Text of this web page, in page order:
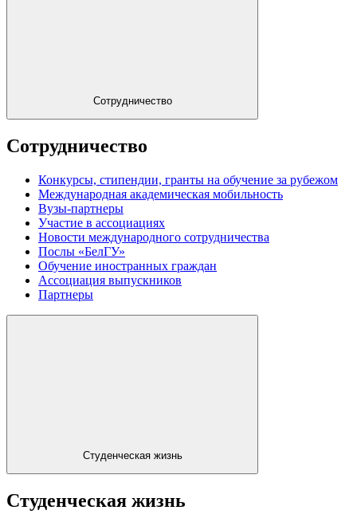
Сотрудничество
Сотрудничество
Конкурсы, стипендии, гранты на обучение за рубежом
Международная академическая мобильность
Вузы-партнеры
Участие в ассоциациях
Новости международного сотрудничества
Послы «БелГУ»
Обучение иностранных граждан
Ассоциация выпускников
Партнеры
Студенческая жизнь
Студенческая жизнь